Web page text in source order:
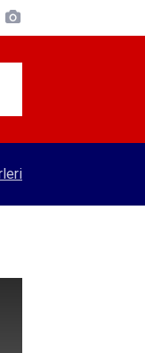
dönüş mesaisi